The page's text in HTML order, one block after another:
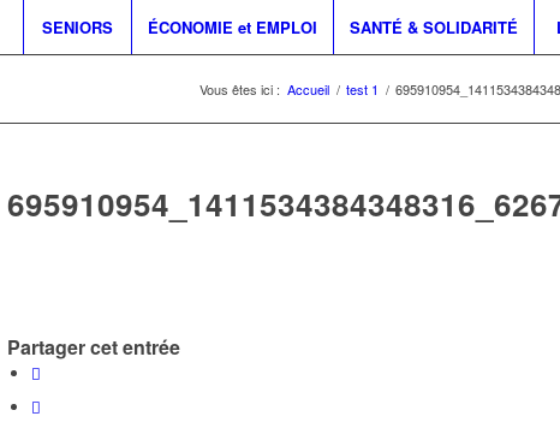
SENIORS ÉCONOMIE et EMPLOI SANTÉ & SOLIDARITÉ
Vous êtes ici : Accueil / test 1 /
Partager cet entrée